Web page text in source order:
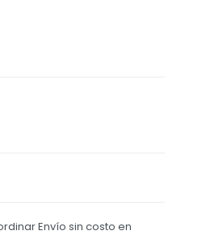
Envío sin costo en